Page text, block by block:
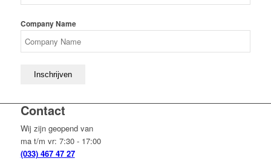
Company Name
Contact
Wij zijn geopend van
ma t/m vr: 7:30 - 17:00
(033) 467 47 27